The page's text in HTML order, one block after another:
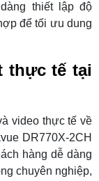
thiết lập độ
để tối ưu dung
thực tế tại
video thực tế về
DR770X-2CH
hàng dễ dàng
chuyên nghiệp,